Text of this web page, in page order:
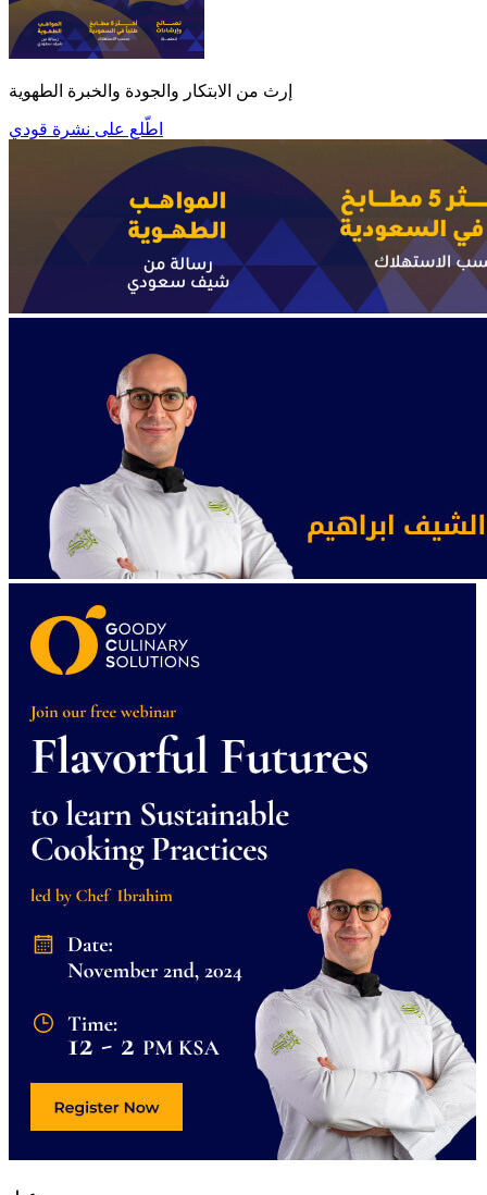
إرث من الابتكار والجودة والخبرة الطهوية
اطّلع على نشرة قودي